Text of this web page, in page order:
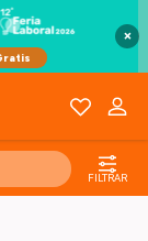
×
FILTRAR